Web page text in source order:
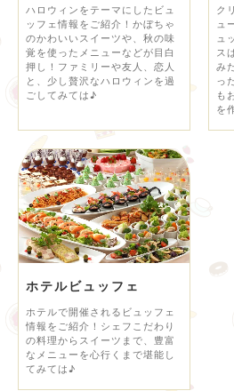
ハロウィンをテーマにしたビュ
ッフェ情報をご紹介！かぼちゃ
のかわいいスイーツや、秋の味
覚を使ったメニューなどが目白
押し！ファミリーや友人、恋人
と、少し贅沢なハロウィンを過
ごしてみては♪
ク
ュ
ュ
ス
み
っ
も
を
ホテルビュッフェ
ホテルで開催されるビュッフェ
情報をご紹介！シェフこだわり
の料理からスイーツまで、豊富
なメニューを心行くまで堪能し
てみては♪